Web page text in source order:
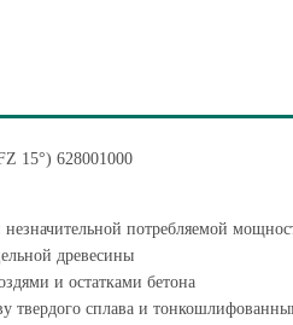
15°) 628001000
потребляемой
древесины
и остатками бетона
твердого сплава и